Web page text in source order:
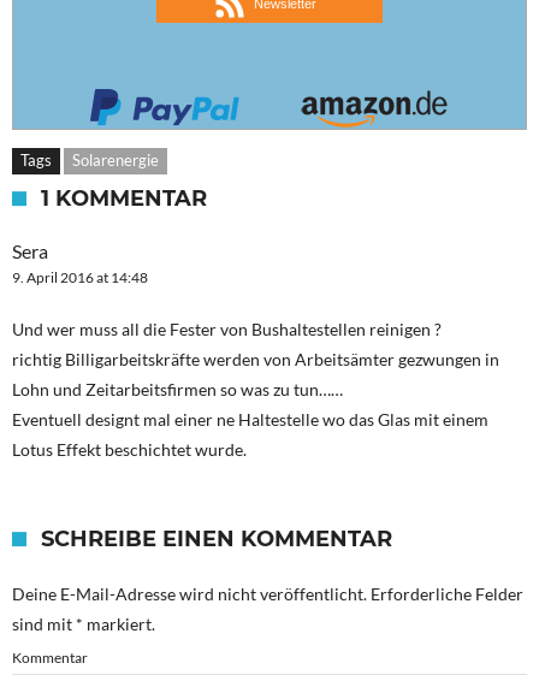
Newsletter
Tags Solarenergie
1 KOMMENTAR
Sera
9. April 2016 at 14:48
Und wer muss all die Fester von Bushaltestellen reinigen ?
richtig Billigarbeitskräfte werden von Arbeitsämter gezwungen in
Lohn und Zeitarbeitsfirmen so was zu tun……
Eventuell designt mal einer ne Haltestelle wo das Glas mit einem
Lotus Effekt beschichtet wurde.
SCHREIBE EINEN KOMMENTAR
Deine E-Mail-Adresse wird nicht veröffentlicht. Erforderliche Felder
sind mit * markiert.
Kommentar